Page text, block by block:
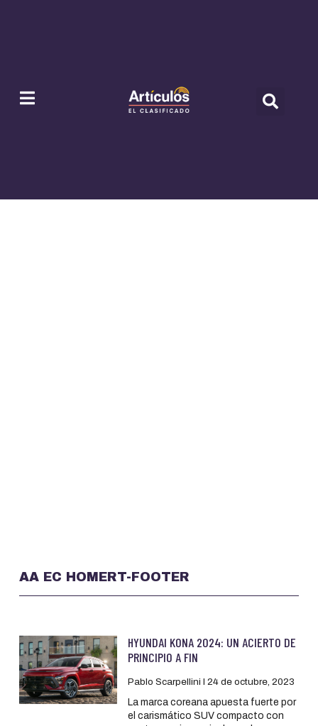
AA EC HOMERT-FOOTER
HYUNDAI KONA 2024: UN ACIERTO DE
PRINCIPIO A FIN
Pablo Scarpellini
24 de octubre, 2023
La marca coreana apuesta fuerte por
el carismático SUV compacto con